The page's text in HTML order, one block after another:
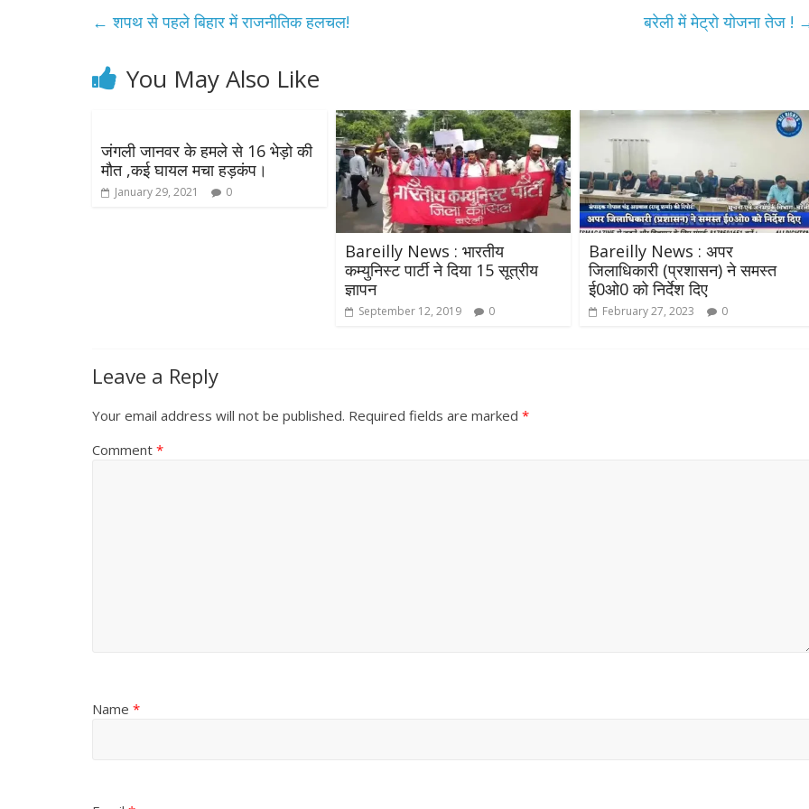
← शपथ से पहले बिहार में राजनीतिक हलचल! बरेली में मेट्रो योजना तेज !
You May Also Like
जंगली जानवर के हमले से 16 भेड़ो की
मौत ,कई घायल मचा हड़कंप।
January 29, 2021 0
Bareilly News : भारतीय
कम्युनिस्ट पार्टी ने दिया 15 सूत्रीय
ज्ञापन
September 12, 2019 0
Bareilly News : अपर
जिलाधिकारी (प्रशासन) ने समस्त
ई0ओ0 को निर्देश दिए
February 27, 2023 0
Leave a Reply
Your email address will not be published. Required fields are marked *
Comment *
Name *